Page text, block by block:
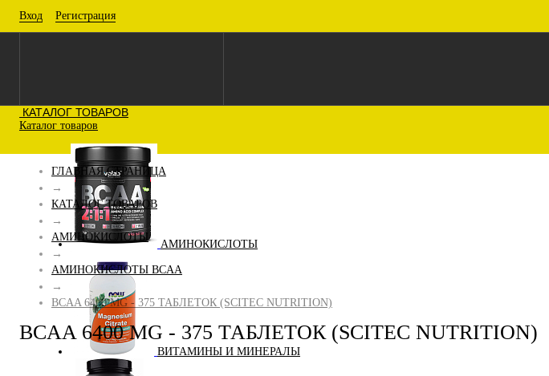
Вход Регистрация
КАТАЛОГ ТОВАРОВ
Каталог товаров
АМИНОКИСЛОТЫ
ВИТАМИНЫ И МИНЕРАЛЫ
ГЛАВНАЯ СТРАНИЦА
→
КАТАЛОГ ТОВАРОВ
→
АМИНОКИСЛОТЫ
→
АМИНОКИСЛОТЫ BCAA
→
BCAA 6400 MG - 375 ТАБЛЕТОК (SCITEC NUTRITION)
BCAA 6400 MG - 375 ТАБЛЕТОК (SCITEC NUTRITION)